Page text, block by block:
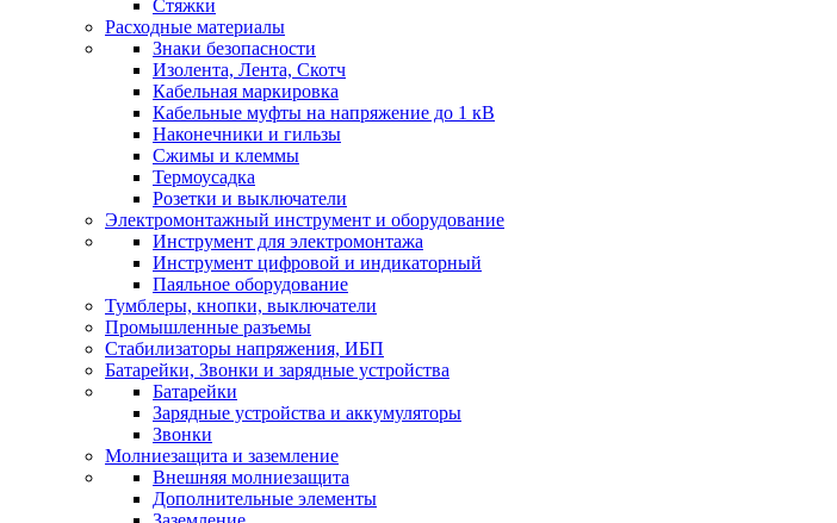
Стяжки
Расходные материалы
Знаки безопасности
Изолента, Лента, Скотч
Кабельная маркировка
Кабельные муфты на напряжение до 1 кВ
Наконечники и гильзы
Сжимы и клеммы
Термоусадка
Розетки и выключатели
Электромонтажный инструмент и оборудование
Инструмент для электромонтажа
Инструмент цифровой и индикаторный
Паяльное оборудование
Тумблеры, кнопки, выключатели
Промышленные разъемы
Стабилизаторы напряжения, ИБП
Батарейки, Звонки и зарядные устройства
Батарейки
Зарядные устройства и аккумуляторы
Звонки
Молниезащита и заземление
Внешняя молниезащита
Дополнительные элементы